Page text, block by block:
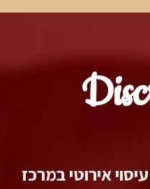
עיסוי אירוטי במרכז